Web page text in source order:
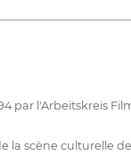
l'Arbeitskreis
scène culturelle